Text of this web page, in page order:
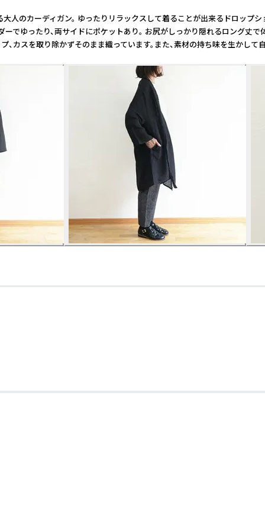
カーディガン。 ゆったりリラックスして着ることが出来るドロ
ったり、両サイドにポケットあり。 お尻がしっかり隠れるロン
を取り除かずそのまま織っています。また、素材の持ち味を生